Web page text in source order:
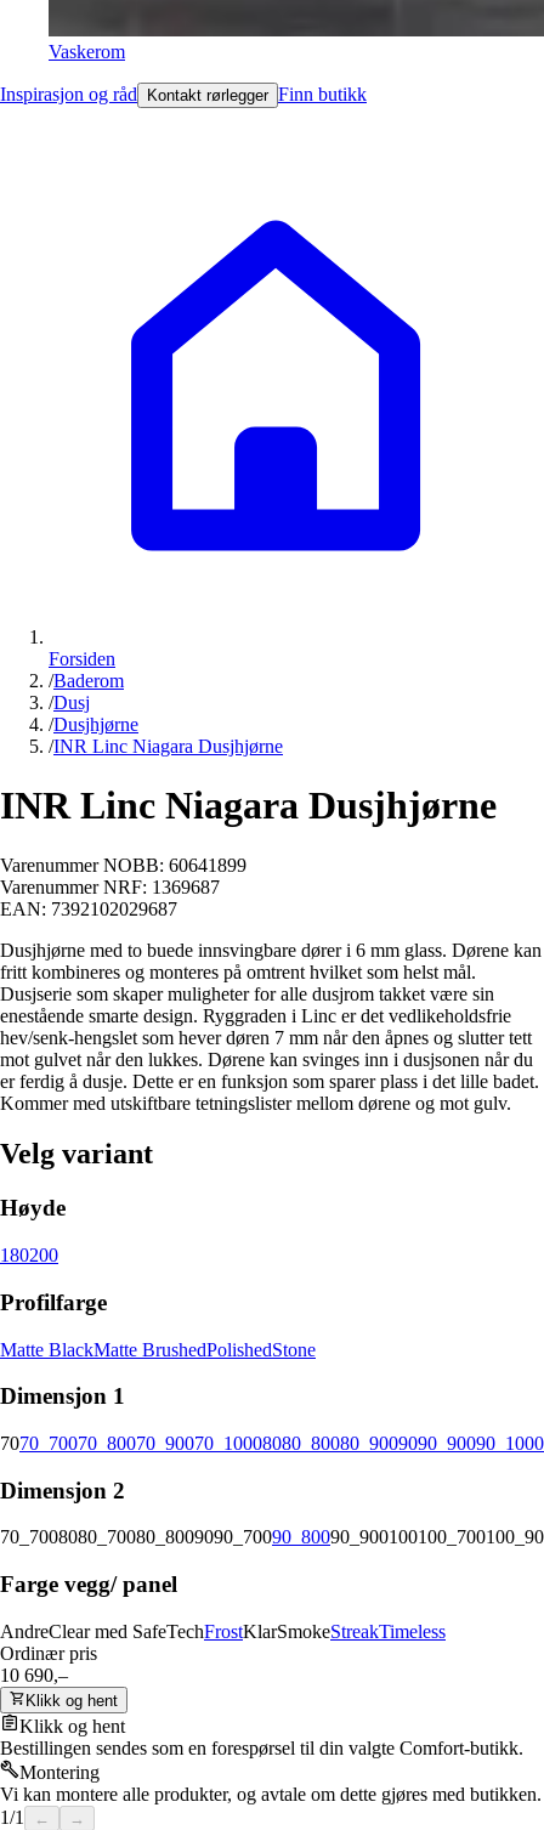
Vaskerom
Inspirasjon og råd Kontakt rørlegger Finn butikk
Forsiden
/Baderom
/Dusj
/Dusjhjørne
/INR Linc Niagara Dusjhjørne
INR Linc Niagara Dusjhjørne
Varenummer NOBB: 60641899
Varenummer NRF: 1369687
EAN: 7392102029687
Dusjhjørne med to buede innsvingbare dører i 6 mm glass. Dørene kan
fritt kombineres og monteres på omtrent hvilket som helst mål.
Dusjserie som skaper muligheter for alle dusjrom takket være sin
enestående smarte design. Ryggraden i Linc er det vedlikeholdsfrie
hev/senk-hengslet som hever døren 7 mm når den åpnes og slutter tett
mot gulvet når den lukkes. Dørene kan svinges inn i dusjsonen når du
er ferdig å dusje. Dette er en funksjon som sparer plass i det lille badet.
Kommer med utskiftbare tetningslister mellom dørene og mot gulv.
Velg variant
Høyde
180200
Profilfarge
Matte BlackMatte BrushedPolishedStone
Dimensjon 1
7070_70070_80070_90070_10008080_80080_9009090_90090_1000
Dimensjon 2
70_7008080_70080_8009090_70090_80090_900100100_700
Farge vegg/ panel
AndreClear med SafeTechFrostKlarSmokeStreakTimeless
Ordinær pris
10 690,–
Klikk og hent
Klikk og hent
Bestillingen sendes som en forespørsel til din valgte Comfort-butikk.
Montering
Vi kan montere alle produkter, og avtale om dette gjøres med butikken.
1/1 ← →